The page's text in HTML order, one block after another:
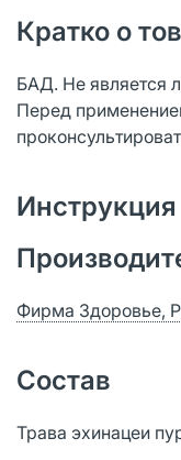
Кратко о
БАД. Не является
Перед
Фирма Здоровье,
Состав
Трава эхинацеи